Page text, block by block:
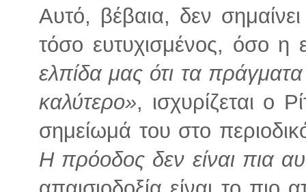
Αυτό, βέβαια, δεν
τόσο ευτυχισμένος, όσο η
ελπίδα μας ότι τα
καλύτερο», ισχυρίζεται ο
σημείωμά του στο
Η πρόοδος δεν είναι πια